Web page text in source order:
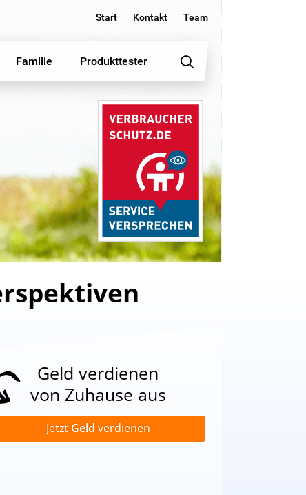
Start Kontakt Team
Familie Produkttester
Geld verdienen
von Zuhause aus
Jetzt Geld verdienen